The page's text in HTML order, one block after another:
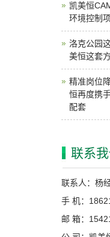
凯美恒
环境控制
洛克公园
美恒这套
精准岗位
恒再度携
配套
联系我
联系人：杨
手 机：
邮 箱：